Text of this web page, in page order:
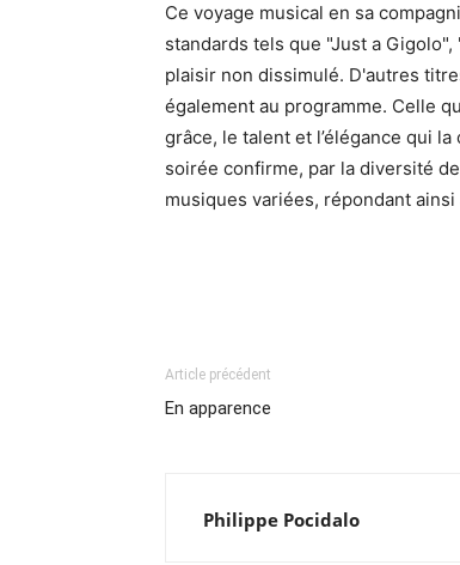
Ce voyage musical en sa
standards tels que "Just a
plaisir non dissimulé. D'autres
également au programme. Celle
grâce, le talent et l’élégance qui
soirée confirme, par la diversité
musiques variées, répondant
Article précédent
En apparence
Philippe Pocidalo